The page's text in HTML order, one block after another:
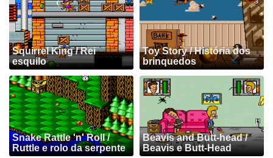
Squirrel King / Rei
esquilo
Toy Story / História dos
brinquedos
Snake Rattle 'n' Roll /
Ruttle e rolo da serpente
Beavis and Butt-head /
Beavis e Butt-Head